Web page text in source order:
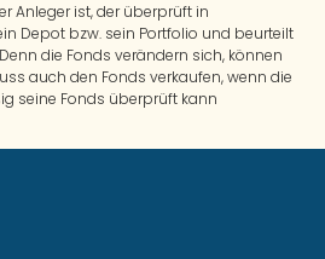
Anleger ist, der überprüft in
Depot bzw. sein Portfolio und beurteilt
die Fonds verändern sich, können
auch den Fonds verkaufen, wenn die
seine Fonds überprüft kann